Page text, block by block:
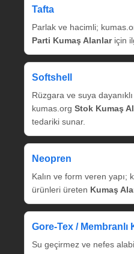
Tafta
Parlak ve hacimli;
Parti Kumaş Alanlariçin
Softshell
Rüzgara ve suya
kumas.org Stok Kumaş
tedariki sunar.
Neopren
Kalın ve form veren yapı;
ürünleri üreten Kumaş
Gore‑Tex / Membranlı
Su geçirmez ve nefes